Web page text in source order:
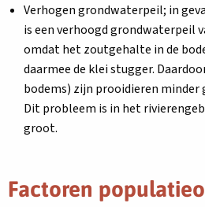
Verhogen grondwaterpeil; in
is een verhoogd grondwaterpeil
omdat het zoutgehalte in de
daarmee de klei stugger.
bodems) zijn prooidieren
Dit probleem is in het
groot.
Factoren